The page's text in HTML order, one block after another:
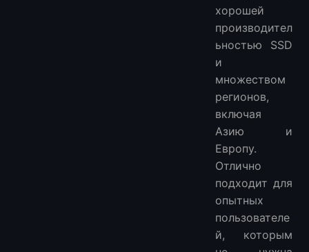
хорошей
производител
ьностью SSD
и
множеством
регионов,
включая
Азию и
Европу.
Отлично
подходит для
опытных
пользователе
й, которым